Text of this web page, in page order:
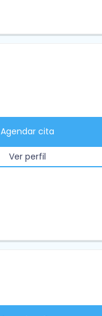
Agendar cita
Ver perfil